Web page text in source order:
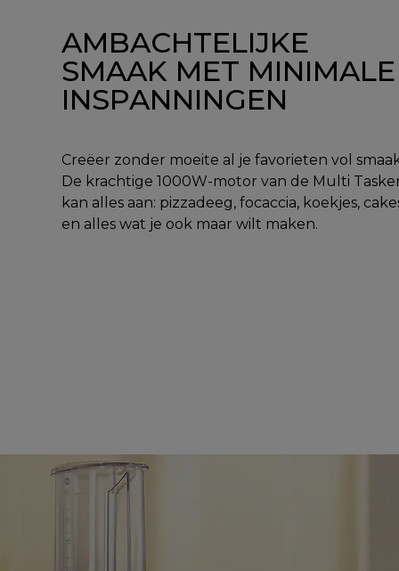
AMBACHTELIJKE
SMAAK MET MINIMALE
INSPANNINGEN
Creëer zonder moeite al je favorieten vol
De krachtige 1000W-motor van de Multi
kan alles aan: pizzadeeg, focaccia, koekjes,
en alles wat je ook maar wilt maken.